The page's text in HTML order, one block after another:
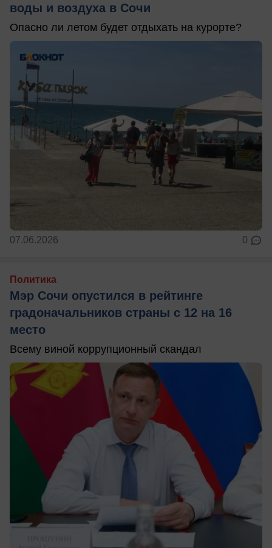
воды и воздуха в Сочи
Опасно ли летом будет отдыхать на курорте?
07.06.2026 0
Политика
Мэр Сочи опустился в рейтинге
градоначальников страны с 12 на 16
место
Всему виной коррупционный скандал